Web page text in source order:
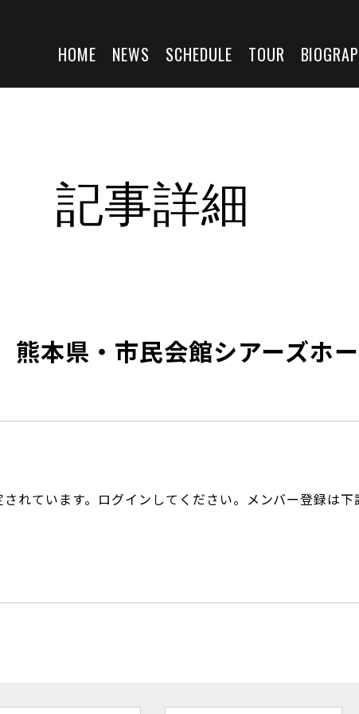
HOME NEWS SCHEDULE TOUR
記事詳細
本県・市民会館シアーズホ
れています。ログインしてください。メンバー登録は